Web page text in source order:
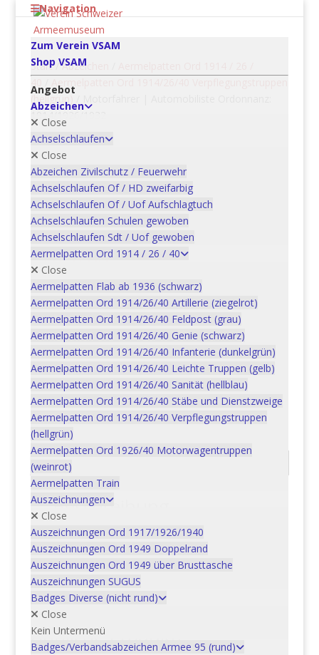
Navigation
Zum Verein VSAM
Shop VSAM
Angebot
Abzeichen
Close
Achselschlaufen
Close
Abzeichen Zivilschutz / Feuerwehr
Achselschlaufen Of / HD zweifarbig
Achselschlaufen Of / Uof Aufschlagtuch
Achselschlaufen Schulen gewoben
Achselschlaufen Sdt / Uof gewoben
Aermelpatten Ord 1914 / 26 / 40
Close
Aermelpatten Flab ab 1936 (schwarz)
Aermelpatten Ord 1914/26/40 Artillerie (ziegelrot)
Aermelpatten Ord 1914/26/40 Feldpost (grau)
Aermelpatten Ord 1914/26/40 Genie (schwarz)
Aermelpatten Ord 1914/26/40 Infanterie (dunkelgrün)
Aermelpatten Ord 1914/26/40 Leichte Truppen (gelb)
Aermelpatten Ord 1914/26/40 Sanität (hellblau)
Aermelpatten Ord 1914/26/40 Stäbe und Dienstzweige
Aermelpatten Ord 1914/26/40 Verpflegungstruppen
(hellgrün)
Aermelpatten Ord 1926/40 Motorwagentruppen
(weinrot)
Aermelpatten Train
Auszeichnungen
Close
Auszeichnungen Ord 1917/1926/1940
Auszeichnungen Ord 1949 Doppelrand
Auszeichnungen Ord 1949 über Brusttasche
Auszeichnungen SUGUS
Badges Diverse (nicht rund)
Close
Kein Untermenü
Badges/Verbandsabzeichen Armee 95 (rund)
Start/Abzeichen
Aermelpatten Ord 1914/26/40 Verpflegungstruppen
(hellgrün)
1914/1926/1932
Motorfahrer |
Automobiliste
Ordonnanz:
1914/1926/1932
CHF6.00
Motorfahrer
Automobiliste
Ordonnanz:
1914/1926/1932
Menge
In den Warenkorb
Artikelnummer:07AP041_1 Kategorie:Aermelpatten
Ord 1914/26/40 Verpflegungstruppen (hellgrün)
Beschreibung
Beschreibung
Bestellnummer: 07AP041_1
Beschreibung: Motorfahrer | Automobiliste
Ordonnanz: 1914/1926/1932
Ähnliche Produkte